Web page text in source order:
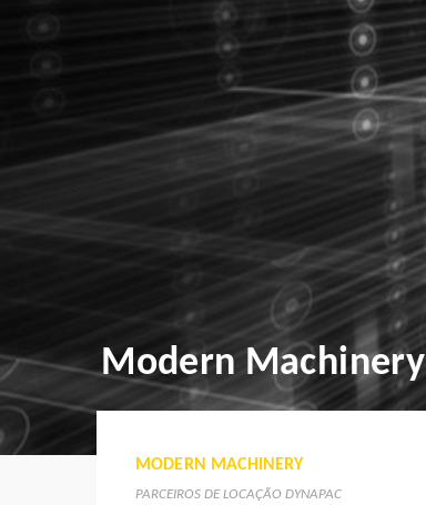
Modern Machinery
MODERN MACHINERY
PARCEIROS DE LOCAÇÃO DYNAPAC